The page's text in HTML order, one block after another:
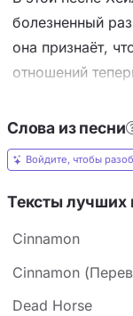
болезненный
она признаёт,
отношений
дней», которое
сравнение
странице» или
ощущение, что
Слова из песни
Войдите, чтобы
Тексты лучших
Cinnamon
Cinnamon
Dead Horse